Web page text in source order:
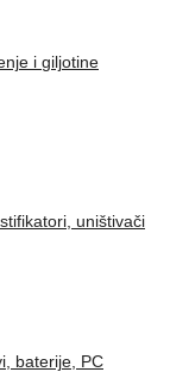
i giljotine
uništivači
baterije, PC